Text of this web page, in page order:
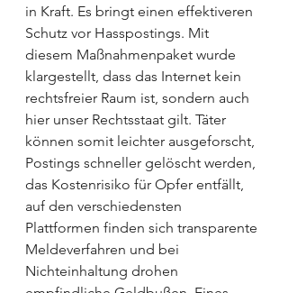
in Kraft. Es bringt einen effektiveren
Schutz vor Hasspostings. Mit
diesem Maßnahmenpaket wurde
klargestellt, dass das Internet kein
rechtsfreier Raum ist, sondern auch
hier unser Rechtsstaat gilt. Täter
können somit leichter ausgeforscht,
Postings schneller gelöscht werden,
das Kostenrisiko für Opfer entfällt,
auf den verschiedensten
Plattformen finden sich transparente
Meldeverfahren und bei
Nichteinhaltung drohen